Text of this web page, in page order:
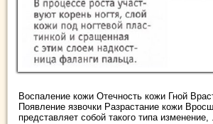
Воспаление кожи Отечность кожи Гной
Появление язвочки Разрастание кожи
представляет собой такого типа изменение,